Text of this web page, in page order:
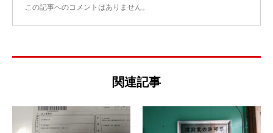
この記事へのコメントはありません。
関連記事